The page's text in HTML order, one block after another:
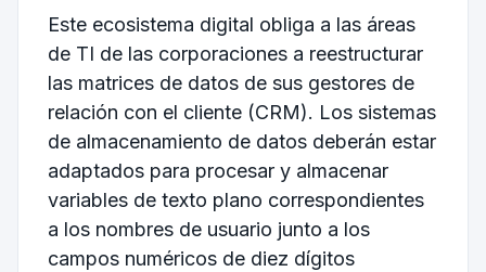
Este ecosistema digital obliga a las áreas
de TI de las corporaciones a reestructurar
las matrices de datos de sus gestores de
relación con el cliente (CRM). Los sistemas
de almacenamiento de datos deberán estar
adaptados para procesar y almacenar
variables de texto plano correspondientes
a los nombres de usuario junto a los
campos numéricos de diez dígitos